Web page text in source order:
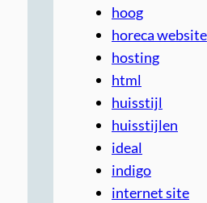
hoog
horeca website
hosting
html
huisstijl
huisstijlen
ideal
indigo
internet site